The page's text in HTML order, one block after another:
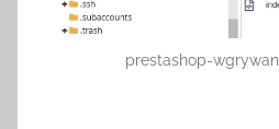
prestashop-